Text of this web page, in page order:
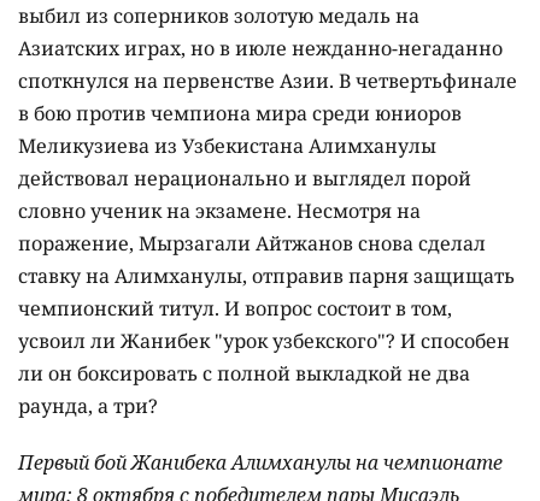
выбил из соперников золотую медаль на
Азиатских играх, но в июле нежданно-негаданно
споткнулся на первенстве Азии. В четвертьфинале
в бою против чемпиона мира среди юниоров
Меликузиева из Узбекистана Алимханулы
действовал нерационально и выглядел порой
словно ученик на экзамене. Несмотря на
поражение, Мырзагали Айтжанов снова сделал
ставку на Алимханулы, отправив парня защищать
чемпионский титул. И вопрос состоит в том,
усвоил ли Жанибек "урок узбекского"? И способен
ли он боксировать с полной выкладкой не два
раунда, а три?
Первый бой Жанибека Алимханулы на чемпионате
мира: 8 октября с победителем пары Мисаэль